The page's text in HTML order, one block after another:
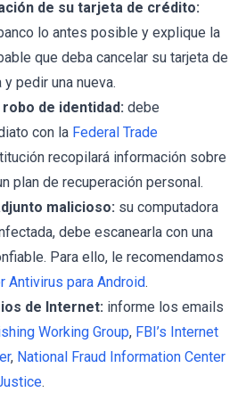
de su tarjeta de crédito:
lo antes posible y explique la
que deba cancelar su tarjeta de
pedir una nueva.
de identidad: debe
con la Federal Trade
recopilará información sobre
plan de recuperación personal.
malicioso: su computadora
debe escanearla con una
Para ello, le recomendamos
Antivirus para Android.
de Internet: informe los emails
Working Group, FBI’s Internet
, National Fraud Information Center
.